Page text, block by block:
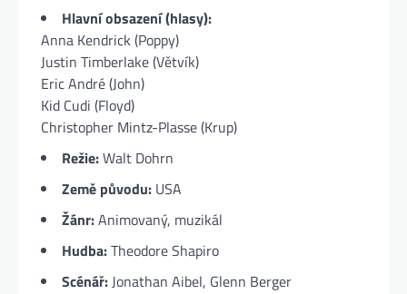
Hlavní obsazení (hlasy):
Anna Kendrick (Poppy)
Justin Timberlake (Větvík)
Eric André (John)
Kid Cudi (Floyd)
Christopher Mintz-Plasse (Krup)
Režie:Walt Dohrn
Země původu: USA
Žánr:Animovaný, muzikál
Hudba:Theodore Shapiro
Scénář:Jonathan Aibel, Glenn Berger